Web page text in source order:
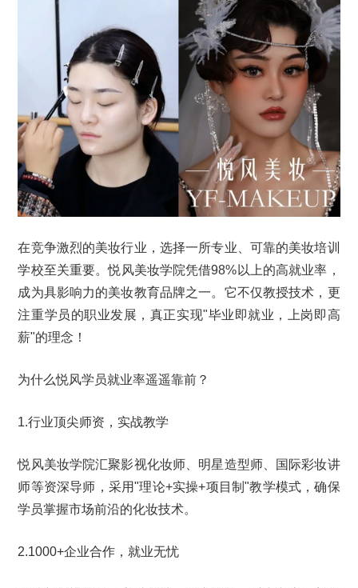
在竞争激烈的美妆行业，选择一所专业、可靠的美妆培训
学校至关重要。悦风美妆学院凭借98%以上的高就业率，
成为具影响力的美妆教育品牌之一。它不仅教授技术，更
注重学员的职业发展，真正实现"毕业即就业，上岗即高
薪"的理念！
为什么悦风学员就业率遥遥靠前？
1.行业顶尖师资，实战教学
悦风美妆学院汇聚影视化妆师、明星造型师、国际彩妆讲
师等资深导师，采用"理论+实操+项目制"教学模式，确保
学员掌握市场前沿的化妆技术。
2.1000+企业合作，就业无忧